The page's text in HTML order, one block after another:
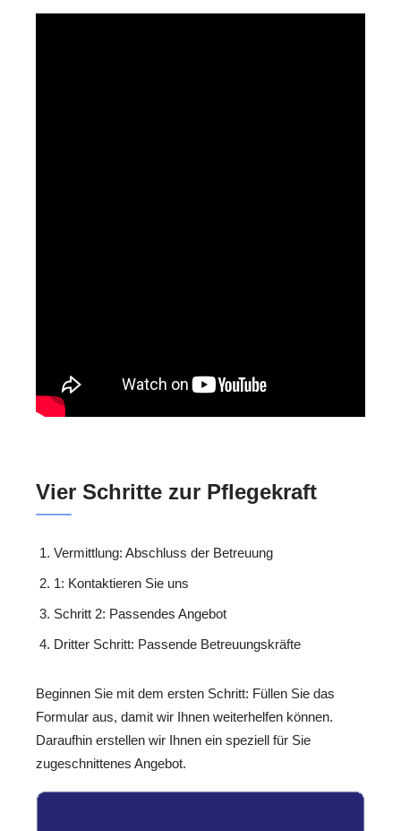
Vier Schritte zur Pflegekraft
Vermittlung: Abschluss der Betreuung
1: Kontaktieren Sie uns
Schritt 2: Passendes Angebot
Dritter Schritt: Passende Betreuungskräfte
Beginnen Sie mit dem ersten Schritt: Füllen Sie das
Formular aus, damit wir Ihnen weiterhelfen können.
Daraufhin erstellen wir Ihnen ein speziell für Sie
zugeschnittenes Angebot.